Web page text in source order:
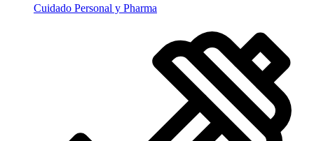
Cuidado Personal y Pharma